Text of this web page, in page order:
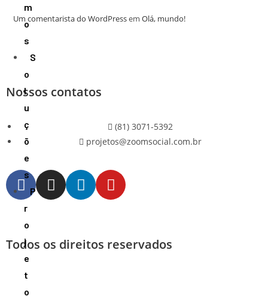
m
o
s
S
o
l
u
ç
õ
e
s
P
r
o
j
e
t
o
Um comentarista do WordPressemOlá, mundo!
Nossos contatos
(81) 3071-5392
projetos@zoomsocial.com.br
Todos os direitos reservados